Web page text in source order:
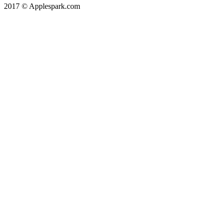
2017 © Applespark.com